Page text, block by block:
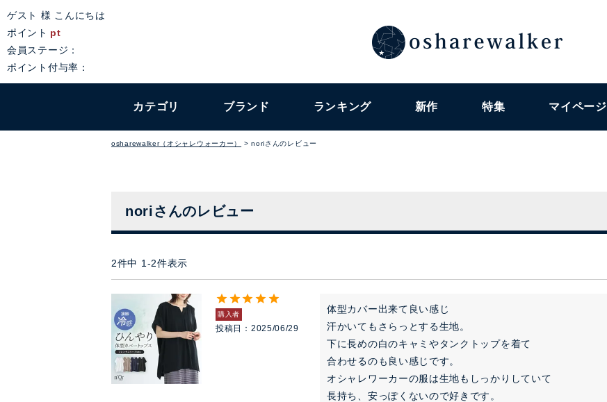
ゲスト 様 こんにちは
ポイント pt
会員ステージ：
ポイント付与率：
カテゴリ ブランド ランキング 新作 特集 マイページ
osharewalker（オシャレウォーカー） noriさんのレビュー
noriさんのレビュー
2件中 1 -2件表示
購入者
投稿日 2025/06/29
体型カバー出来て良い感じ
汗かいてもさらっとする生地。
下に長めの白のキャミやタンクトップを着て
合わせるのも良い感じです。
オシャレワーカーの服は生地もしっかりしていて
長持ち、安っぽくないので好きです。